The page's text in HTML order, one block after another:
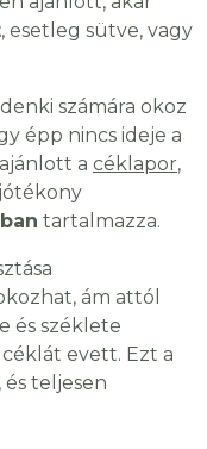
, esetleg sütve, vagy
számára okoz
épp nincs ideje a
a céklapor,
tartalmazza.
ám attól
és széklete
céklát evett. Ezt a
teljesen